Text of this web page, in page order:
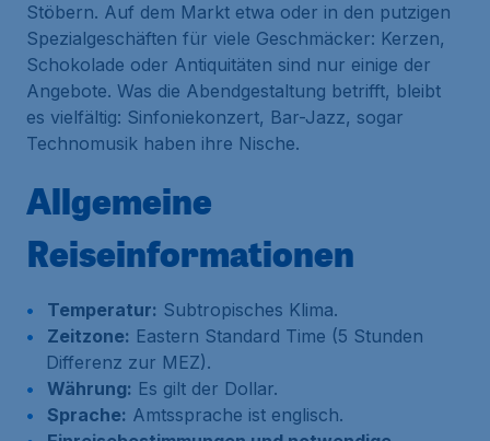
Stöbern. Auf dem Markt etwa oder in den putzigen
Spezialgeschäften für viele Geschmäcker: Kerzen,
Schokolade oder Antiquitäten sind nur einige der
Angebote. Was die Abendgestaltung betrifft, bleibt
es vielfältig: Sinfoniekonzert, Bar-Jazz, sogar
Technomusik haben ihre Nische.
Allgemeine
Reiseinformationen
Temperatur: Subtropisches Klima.
Zeitzone: Eastern Standard Time (5 Stunden
Differenz zur MEZ).
Währung: Es gilt der Dollar.
Sprache: Amtssprache ist englisch.